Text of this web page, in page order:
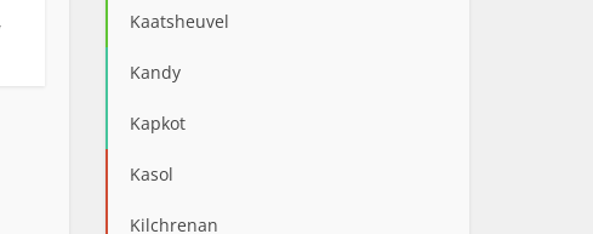
Kaatsheuvel
Kandy
Kapkot
Kasol
Kilchrenan